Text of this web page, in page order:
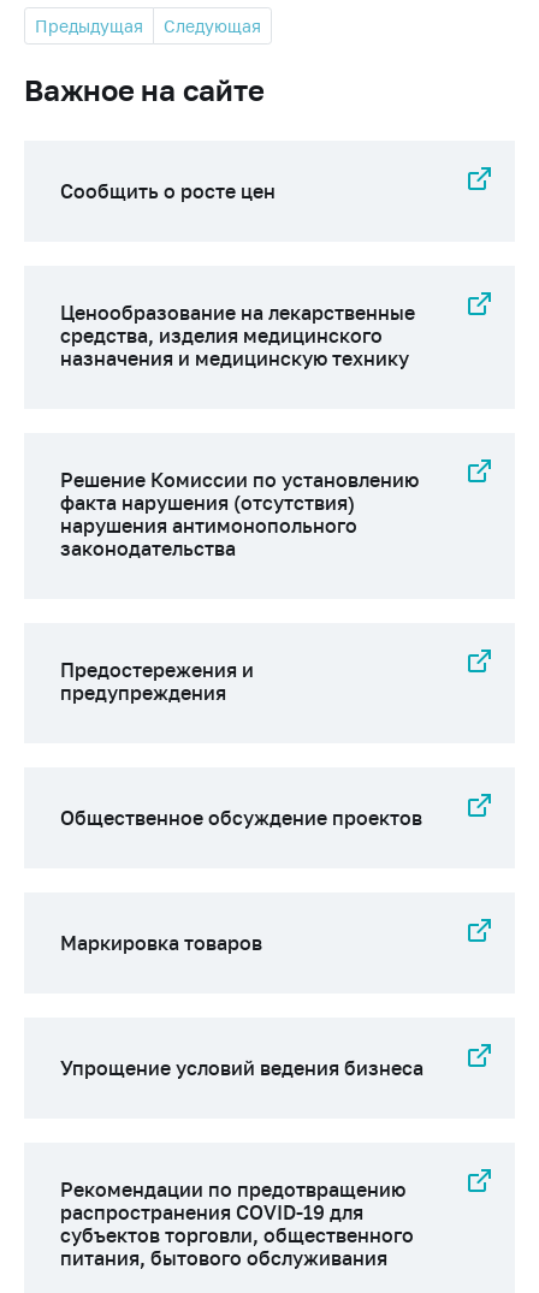
Предыдущая Следующая
Важное на сайте
Сообщить о росте цен
Ценообразование на лекарственные
средства, изделия медицинского
назначения и медицинскую технику
Решение Комиссии по установлению
факта нарушения (отсутствия)
нарушения антимонопольного
законодательства
Предостережения и
предупреждения
Общественное обсуждение проектов
Маркировка товаров
Упрощение условий ведения бизнеса
Рекомендации по предотвращению
распространения COVID-19 для
субъектов торговли, общественного
питания, бытового обслуживания